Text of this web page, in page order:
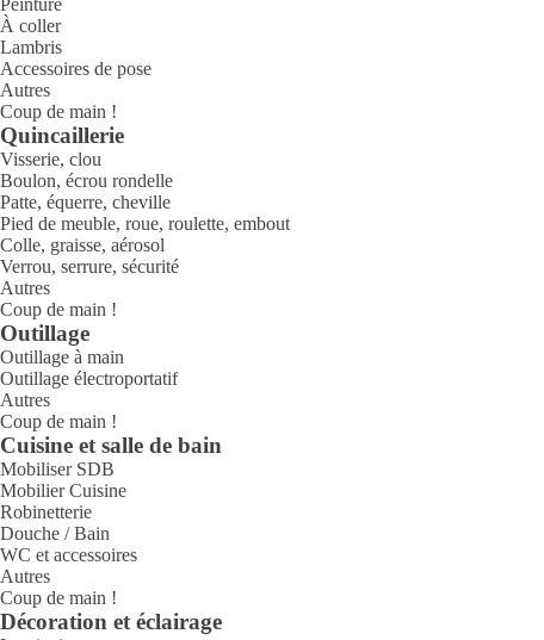
Peinture
À coller
Lambris
Accessoires de pose
Autres
Coup de main !
Quincaillerie
Visserie, clou
Boulon, écrou rondelle
Patte, équerre, cheville
Pied de meuble, roue, roulette, embout
Colle, graisse, aérosol
Verrou, serrure, sécurité
Autres
Coup de main !
Outillage
Outillage à main
Outillage électroportatif
Autres
Coup de main !
Cuisine et salle de bain
Mobiliser SDB
Mobilier Cuisine
Robinetterie
Douche / Bain
WC et accessoires
Autres
Coup de main !
Décoration et éclairage